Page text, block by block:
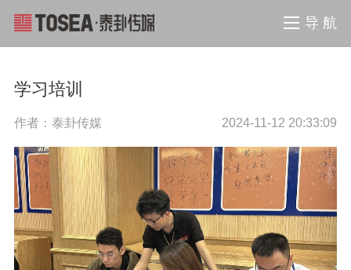
导 航
学习培训
作者：泰卦传媒 2024-11-12 20:33:09